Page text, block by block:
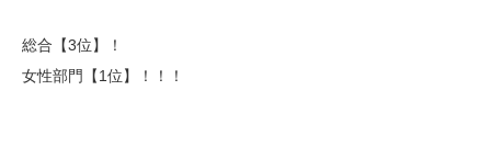
総合【3位】！
女性部門【1位】！！！